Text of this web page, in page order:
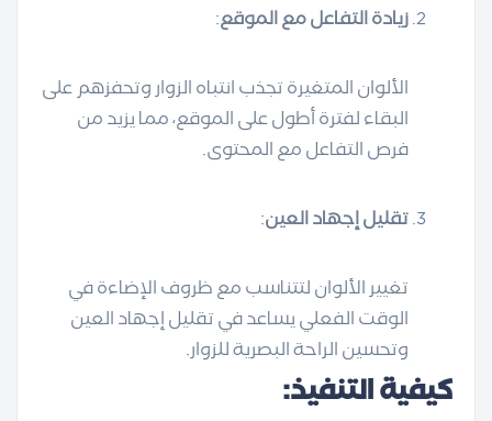
زيادة التفاعل مع الموقع:
الألوان المتغيرة تجذب انتباه الزوار وتحفزهم على
البقاء لفترة أطول على الموقع، مما يزيد من
فرص التفاعل مع المحتوى.
تقليل إجهاد العين:
تغيير الألوان لتتناسب مع ظروف الإضاءة في
الوقت الفعلي يساعد في تقليل إجهاد العين
وتحسين الراحة البصرية للزوار.
كيفية التنفيذ: